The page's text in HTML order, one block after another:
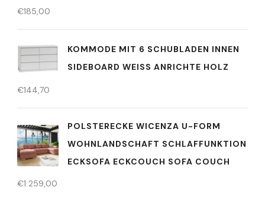
€185,00
KOMMODE MIT 6 SCHUBLADEN INNEN
SIDEBOARD WEISS ANRICHTE HOLZ
€144,70
POLSTERECKE WICENZA U-FORM
WOHNLANDSCHAFT SCHLAFFUNKTION
ECKSOFA ECKCOUCH SOFA COUCH
€1 259,00